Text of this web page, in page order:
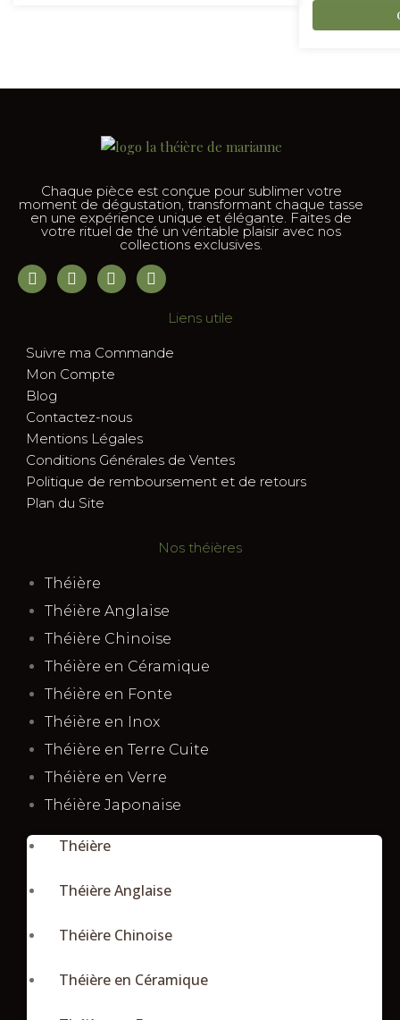
Chaque pièce est conçue pour sublimer votre
moment de dégustation, transformant chaque tasse
en une expérience unique et élégante. Faites de
votre rituel de thé un véritable plaisir avec nos
collections exclusives.
Liens utile
Suivre ma Commande
Mon Compte
Blog
Contactez-nous
Mentions Légales
Conditions Générales de Ventes
Politique de remboursement et de retours
Plan du Site
Nos théières
Théière
Théière Anglaise
Théière Chinoise
Théière en Céramique
Théière en Fonte
Théière en Inox
Théière en Terre Cuite
Théière en Verre
Théière Japonaise
Théière
Théière Anglaise
Théière Chinoise
Théière en Céramique